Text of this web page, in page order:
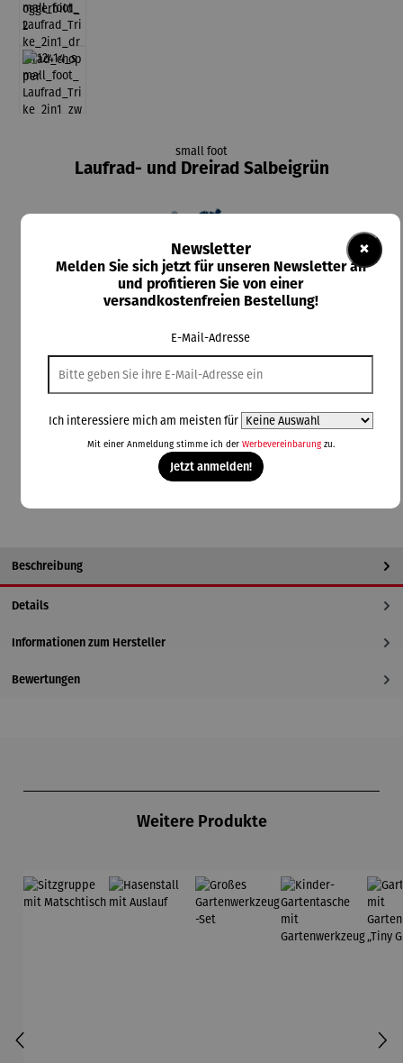
small foot
Laufrad- und Dreirad Salbeigrün
15% gespartRabatt
76,49 €
UVP89,99 €
In den Warenkorb
Beschreibung
Details
Informationen zum Hersteller
Bewertungen
Weitere Produkte
×
Newsletter
Melden Sie sich jetzt für unseren Newsletter an
und profitieren Sie von einer
versandkostenfreien Bestellung!
E-Mail-Adresse
Ich interessiere mich am meisten für
Mit einer Anmeldung stimme ich der Werbevereinbarungzu.
Jetzt anmelden!